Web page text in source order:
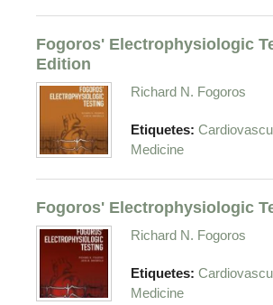
Fogoros' Electrophysiologic
Edition
Richard N. Fogoros
Etiquetes:
Medicine
Fogoros' Electrophysiologic
Richard N. Fogoros
Etiquetes:
Medicine